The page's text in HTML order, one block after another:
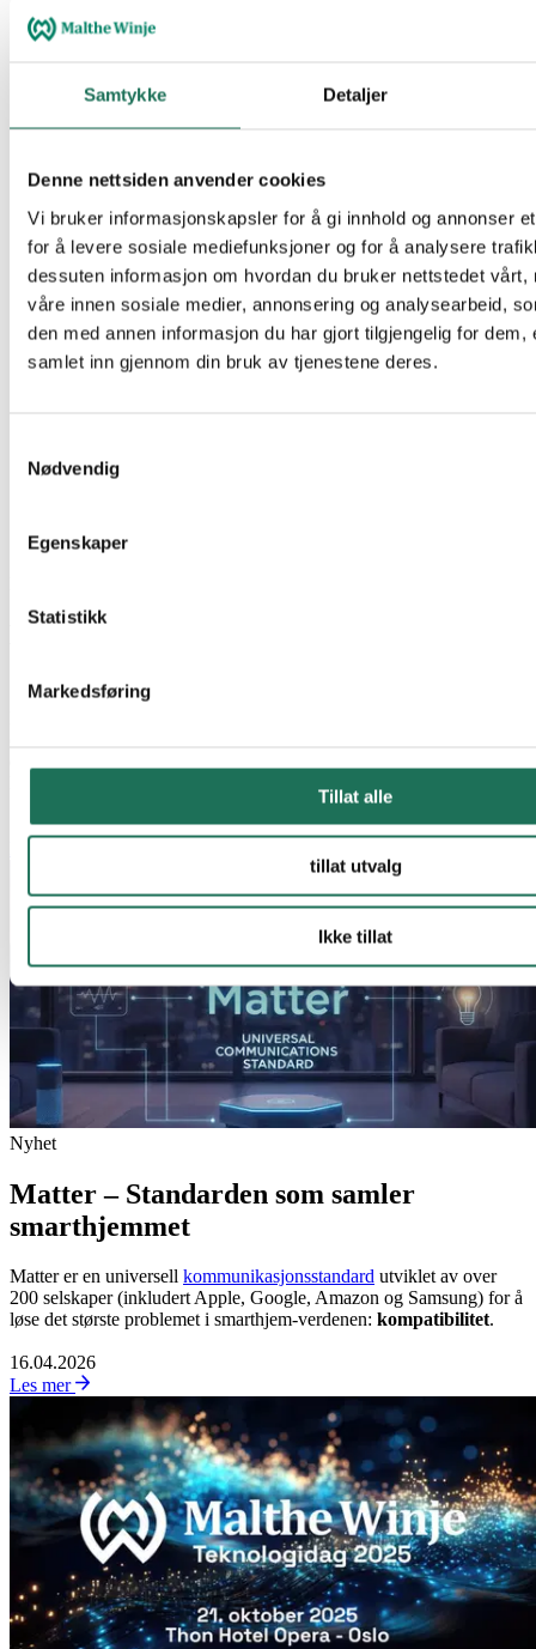
Samtykke Detaljer
Denne nettsiden anvender cookies
Vi bruker informasjonskapsler for å gi innhold og annonser
for å levere sosiale mediefunksjoner og for å analysere
dessuten informasjon om hvordan du bruker nettstedet vårt,
våre innen sosiale medier, annonsering og analysearbeid,
den med annen informasjon du har gjort tilgjengelig for dem,
samlet inn gjennom din bruk av tjenestene deres.
Nødvendig
Egenskaper
Statistikk
Markedsføring
Tillat alle
tillat utvalg
Ikke tillat
NegaWatt – en ny standard for
16.05.2026
Nyhet
Matter – Standarden som samler
smarthjemmet
Matter er en universell kommunikasjonsstandard utviklet av over
200 selskaper (inkludert Apple, Google, Amazon og Samsung) for å
løse det største problemet i smarthjem-verdenen: kompatibilitet.
16.04.2026
Les mer